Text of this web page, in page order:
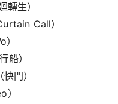
轉生）
Call）
船）
門）
）